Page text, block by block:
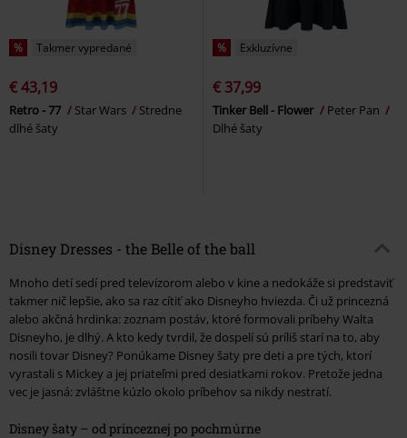
% Takmer vypredané
€ 43,19
Retro - 77 Star Wars
Stredne
dlhé šaty
% Exkluzívne
€ 37,99
Tinker Bell - Flower
Peter Pan
Dlhé šaty
Disney Dresses - the Belle of the ball
Mnoho detí sedí pred televízorom alebo v kine a nedokáže si predstaviť
takmer nič lepšie, ako sa raz cítiť ako Disneyho hviezda. Či už princezná
alebo akčná hrdinka: zoznam postáv, ktoré formovali príbehy Walta
Disneyho, je dlhý. A kto kedy tvrdil, že dospelí sú príliš starí na to, aby
nosili tovar Disney? Ponúkame Disney šaty pre deti a pre tých, ktorí
vyrastali s Mickey a jej priateľmi pred desiatkami rokov. Pretože jedna
vec je jasná: zvláštne kúzlo okolo príbehov sa nikdy nestratí.
Disney šaty – od princeznej po pochmúrne